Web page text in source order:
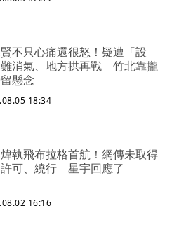
不只心痛還很怒！疑遭「設
難消氣、地方拱再戰 竹北靠攏
懸念
18:34
執飛布拉格首航！網傳未取得
可、繞行 星宇回應了
16:16